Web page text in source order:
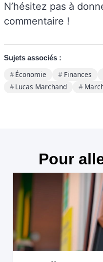
N’hésitez pas à
commentaire !
Sujets associés :
Économie Finances
Lucas Marchand
Pour